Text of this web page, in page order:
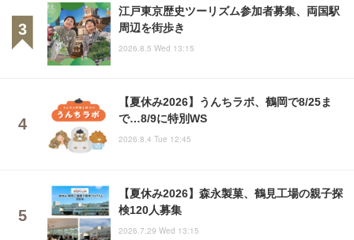
江戸東京歴史ツーリズム参加者募集、両国駅
周辺を街歩き
2026.8.5 Wed 13:15
【夏休み2026】うんちラボ、鶴岡で8/25ま
で…8/9に特別WS
2026.8.4 Tue 12:45
【夏休み2026】森永製菓、鶴見工場の親子探
検120人募集
2026.7.29 Wed 13:15